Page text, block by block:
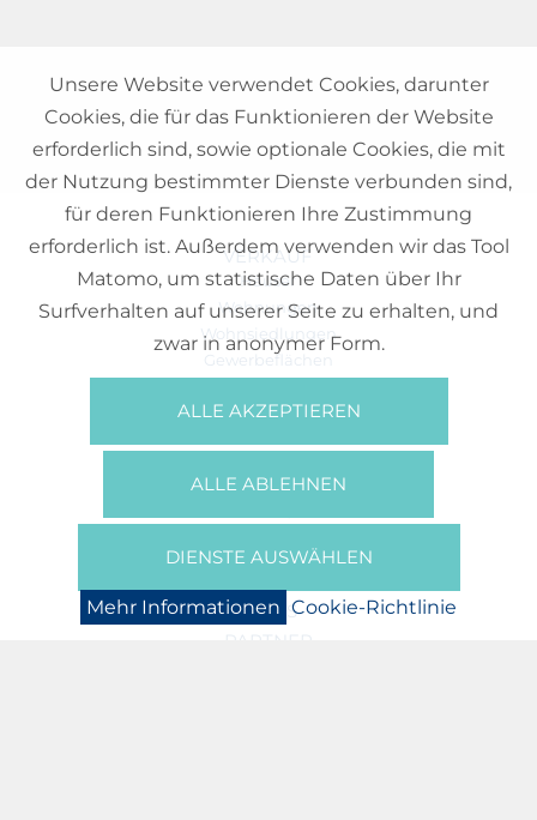
VERKAUF
Häuser
Wohnungen
Wohnsiedlungen
Gewerbeflächen
Wer Sind Wir?
NEWS
PARTNER
Unsere Website verwendet Cookies, darunter
Cookies, die für das Funktionieren der Website
erforderlich sind, sowie optionale Cookies, die mit
der Nutzung bestimmter Dienste verbunden sind,
für deren Funktionieren Ihre Zustimmung
erforderlich ist. Außerdem verwenden wir das Tool
Matomo, um statistische Daten über Ihr
Surfverhalten auf unserer Seite zu erhalten, und
zwar in anonymer Form.
ALLE AKZEPTIEREN
ALLE ABLEHNEN
DIENSTE AUSWÄHLEN
Mehr Informationen Cookie-Richtlinie